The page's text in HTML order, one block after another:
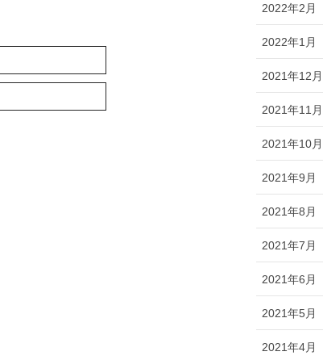
2022年2月
2022年1月
2021年12月
2021年11月
2021年10月
2021年9月
2021年8月
2021年7月
2021年6月
2021年5月
2021年4月